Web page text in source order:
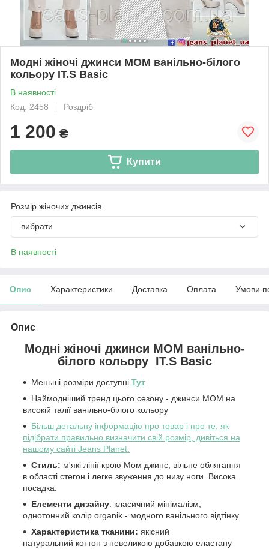
Модні жіночі джинси МОМ ванільно-білого
кольору IT.S Basic
В наявності
Код: 2458
Роздріб
1 200 ₴
Купити
Розмір жіночих джинсів
вибрати
В наявності
Опис Характеристики Доставка Оплата Умови
Опис
Модні жіночі джинси МОМ ванільно-
білого кольору IT.S Basic
Меньші розміри доступні Тут
Наймодніший тренд цього сезону - джинси МОМ на
високій талії ванільно-білого кольору
Більш детальну інформацію про товар і про те, як
підібрати правильно визначити свій розмір, дивіться на
нашому сайті Jeans Planet.
Стиль: м'які лінії крою Мом джинс, вільне облягання
в області стегон і легке звуження до низу ноги. Висока
посадка.
Елементи дизайну: класичний мінімалізм,
однотонний колір organik - модного ванільного відтінку.
Характеристика тканини: якісний
натуральний коттон з невеликою добавкою еластану